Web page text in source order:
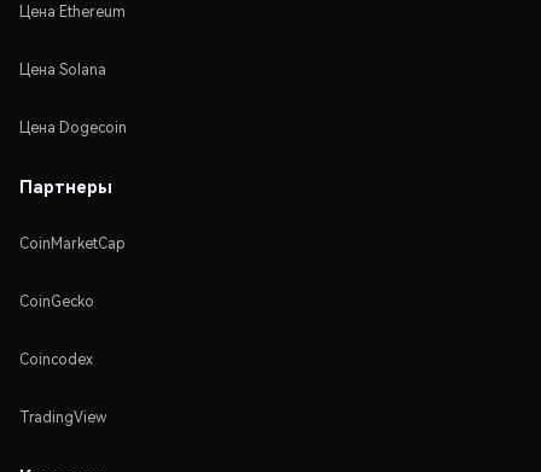
Цена Ethereum
Цена Solana
Цена Dogecoin
Партнеры
CoinMarketCap
CoinGecko
Coincodex
TradingView